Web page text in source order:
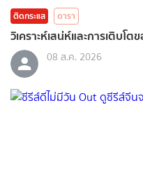
ติดกระแส ดารา
วิเคราะห์เสน่ห์และการเติบโ
08 ส.ค. 2026